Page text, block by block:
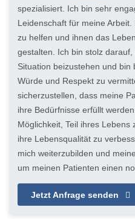
spezialisiert. Ich bin sehr
Leidenschaft für meine
zu helfen und ihnen das
gestalten. Ich bin stolz
Situation beizustehen und
Würde und Respekt zu
sicherzustellen, dass meine
ihre Bedürfnisse erfüllt
Möglichkeit, Teil ihres Lebens
ihre Lebensqualität zu
mich weiterzubilden und
um meinen Patienten einen
Jetzt Anfrage senden